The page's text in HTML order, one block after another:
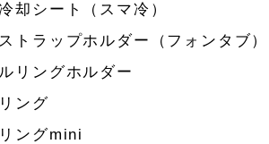
却シート（スマ冷）
トラップホルダー（フォンタブ）
リングホルダー
ング
ングmini